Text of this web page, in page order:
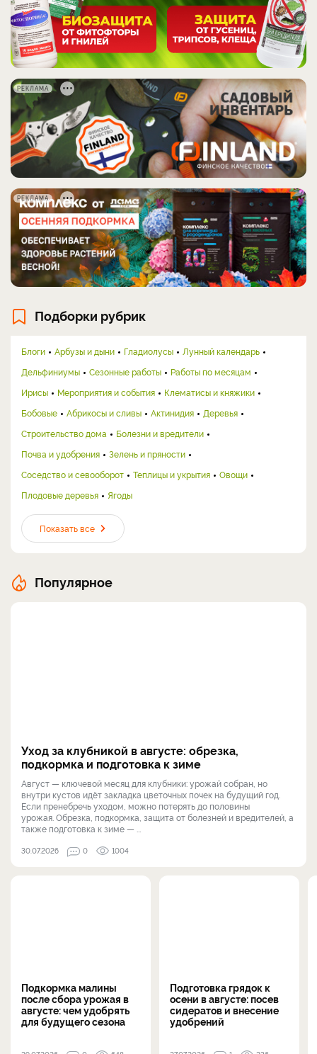
РЕКЛАМА
РЕКЛАМА
Подборки рубрик
Блоги Арбузы и дыни Гладиолусы
Лунный календарь
Дельфиниумы
Сезонные работы
Работы по месяцам
Ирисы
Мероприятия и события
Клематисы и княжики
Бобовые
Абрикосы и сливы Актинидия
Деревья
Строительство дома
Болезни и вредители
Почва и удобрения
Зелень и пряности
Соседство и севооборот
Теплицы и укрытия
Овощи
Плодовые деревья
Ягоды
Показать все
Популярное
Уход за клубникой в августе: обрезка,
подкормка и подготовка к зиме
Август — ключевой месяц для клубники: урожай собран, но
внутри кустов идёт закладка цветочных почек на будущий год.
Если пренебречь уходом, можно потерять до половины
урожая. Обрезка, подкормка, защита от болезней и вредителей, а
также подготовка к зиме — ...
30.07.2026 0 1004
Подкормка малины
после сбора урожая в
августе: чем удобрять
для будущего сезона
Подготовка грядок к
осени в августе: посев
сидератов и внесение
удобрений